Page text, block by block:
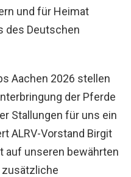
und für Heimat
des Deutschen
Aachen 2026 stellen
der Pferde
Stallungen für uns ein
ALRV-Vorstand Birgit
auf unseren bewährten